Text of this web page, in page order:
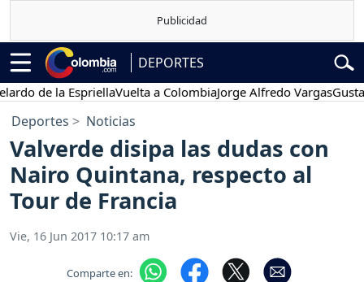
DEPORTES
de la EspriellaVuelta a ColombiaJorge Alfredo VargasGustavo
Deportes Noticias
Valverde disipa las dudas con
Nairo Quintana, respecto al
Tour de Francia
Vie, 16 Jun 2017 10:17 am
Comparte en: